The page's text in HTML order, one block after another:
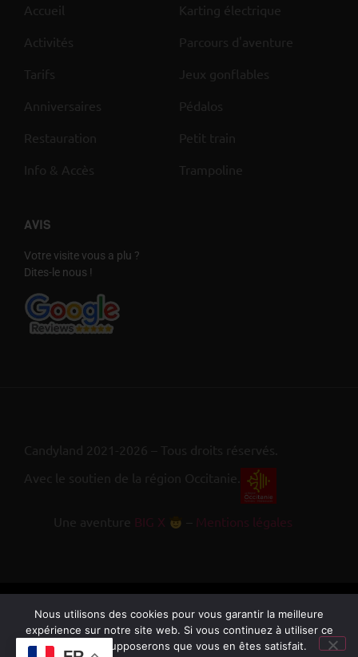
Accueil
Activités
Tarifs
Anniversaires
Restauration
Info & Accès
Karting électrique
Parcours d'aventure
Jeux gonflables
Pédalos
Petit train
Trampoline
AVIS
Votre visite vous a plu ?
Dites-le nous !
Candyland 2021-2026 – Tous droits réservés.
Avec le soutien de la région Occitanie.
Une aventure BIG X – Mentions légales
Nous utilisons des cookies pour vous garantir la meilleure
expérience sur notre site web. Si vous continuez à utiliser ce
site, nous supposerons que vous en êtes satisfait.